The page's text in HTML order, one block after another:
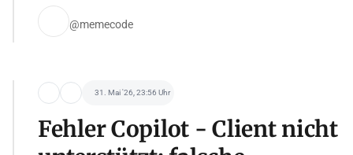
@memecode
31. Mai '26, 23:56 Uhr
Fehler Copilot - Client nicht